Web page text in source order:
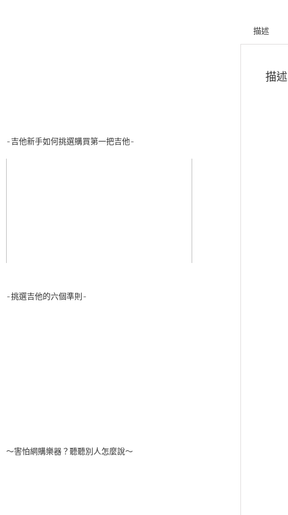
描述
描述
-吉他新手如何挑選購買第一把吉他-
-挑選吉他的六個準則-
～害怕網購樂器？聽聽別人怎麼說～